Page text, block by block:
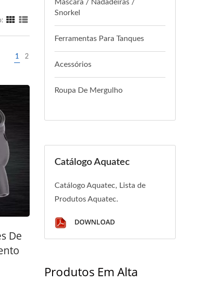
1 2
De
Máscara / Nadadeiras /
Snorkel
Ferramentas Para Tanques
Acessórios
Roupa De Mergulho
Catálogo Aquatec
Catálogo Aquatec, Lista de
Produtos Aquatec.
DOWNLOAD
Produtos Em Alta